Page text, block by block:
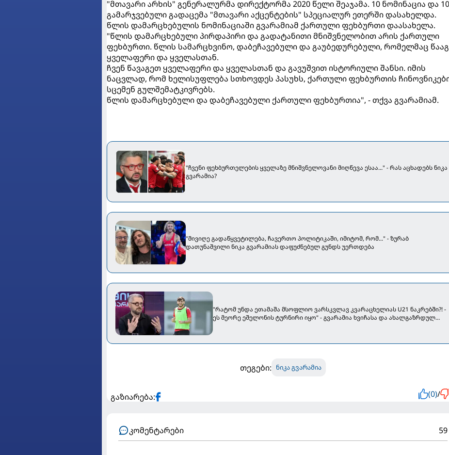
"მთავარი არხის" გენერალურმა დირექტორმა 2020 წელი შეაჯამა. 10 ნომინაცია და 10
გამარჯვებული გადაცემა "მთავარი აქცენტების" სპეციალურ ეთერში დასახელდა.
წლის დამარცხებულის ნომინაციაში გვარამიამ ქართული ფეხბურთი დაასახელა.
"წლის დამარცხებული პირდაპირი და გადატანითი მნიშვნელობით არის ქართული
ფეხბურთი. წლის სამარცხვინო, დაბეჩავებული და გაუბედურებული, რომელმაც
ყველაფერი და ყველასთან.
ჩვენ წავაგეთ ყველაფერი და ყველასთან და გავუშვით ისტორიული შანსი. იმის
ნაცვლად, რომ ხელისუფლება სთხოვდეს პასუხს, ქართული ფეხბურთის
სცემენ გულშემატკივრებს.
წლის დამარცხებული და დაბეჩავებული ქართული ფეხბურთია", - თქვა გვარამიამ.
"ჩვენი ფეხბურთელების ყველაზე მნიშვნელოვანი მიღწევა ესაა..." - რას აცხადებს ნიკა
გვარამია?
"მივიღე გადაწყვეტილება, ჩავერთო პოლიტიკაში, იმიტომ, რომ..." - ზურაბ
დათუნაშვილი ნიკა გვარამიას დაფუძნებულ გუნდს უერთდება
"რატომ უნდა ეთამაშა მსოფლიო ვარსკვლავ კვარაცხელიას U21 ნაკრებში?! -
ეს მეორე ეშელონის ტურნირი იყო" - გვარამია ხვიჩასა და ახალგაზრდულ
თეგები: ნიკა გვარამია
გაზიარება: (0)/
კომენტარები 59